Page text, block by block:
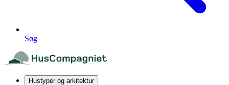
Søg
Hustyper og arkitektur